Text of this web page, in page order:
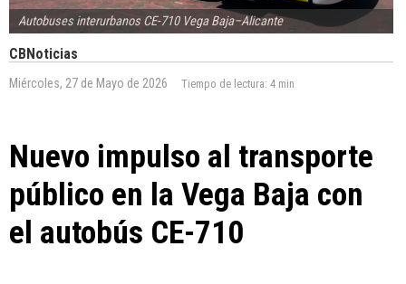
Autobuses interurbanos CE-710 Vega Baja–Alicante
CBNoticias
Miércoles, 27 de Mayo de 2026 Tiempo de lectura: 4 min
Nuevo impulso al transporte
público en la Vega Baja con
el autobús CE-710